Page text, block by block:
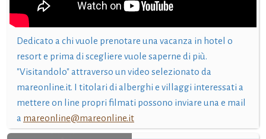
Dedicato a chi vuole prenotare una vacanza in hotel o
resort e prima di scegliere vuole saperne di più.
"Visitandolo" attraverso un video selezionato da
mareonline.it. I titolari di alberghi e villaggi interessati a
mettere on line propri filmati possono inviare una e mail
a mareonline@mareonline.it